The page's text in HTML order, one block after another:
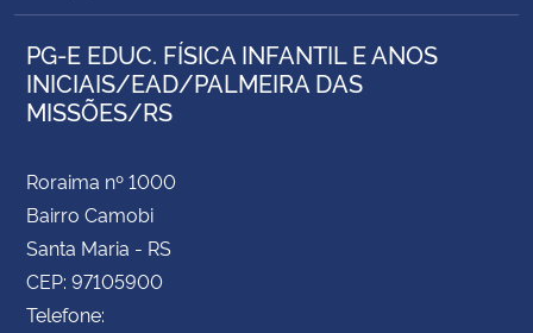
PG-E EDUC. FÍSICA INFANTIL E ANOS
INICIAIS/EAD/PALMEIRA DAS
MISSÕES/RS
Roraima nº 1000
Bairro Camobi
Santa Maria - RS
CEP: 97105900
Telefone: